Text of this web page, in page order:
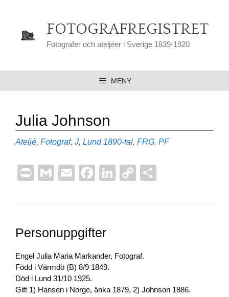
FOTOGRAFREGISTRET
Fotografer och ateljéer i Sverige 1839-1920
MENY
Julia Johnson
Kategorier
Ateljé, Fotograf, J, Lund Etiketter
1890-tal, FRG, PF
Pr
t
G
ail
E
ail
F
c
b
o
o
k
Li
k
n
C
p
n
a
Personuppgifter
Engel Julia Maria Markander, Fotograf.
Född i Värmdö (B) 8/9 1849.
Död i Lund 31/10 1925.
Gift 1) Hansen i Norge, änka 1879, 2) Johnson 1886.